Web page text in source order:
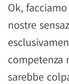
Ok,
nostre
competenza
sarebbe